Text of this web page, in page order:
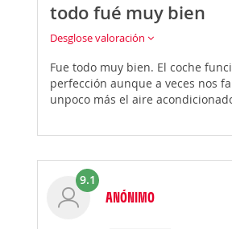
todo fué muy bien
Desglose valoración
Fue todo muy bien. El coche
perfección aunque a veces nos
unpoco más el aire
9.1
ANÓNIMO